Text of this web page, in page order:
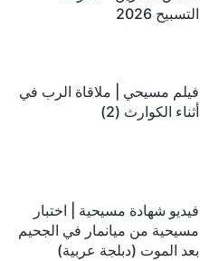
التسبيح 2026
فيلم مسيحي | ملاقاة الرب في
أثناء الكوارث (2)
فيديو شهادة مسيحية | اختبار
مسيحية من ميانمار في الجحيم
بعد الموت (دبلجة عربية)